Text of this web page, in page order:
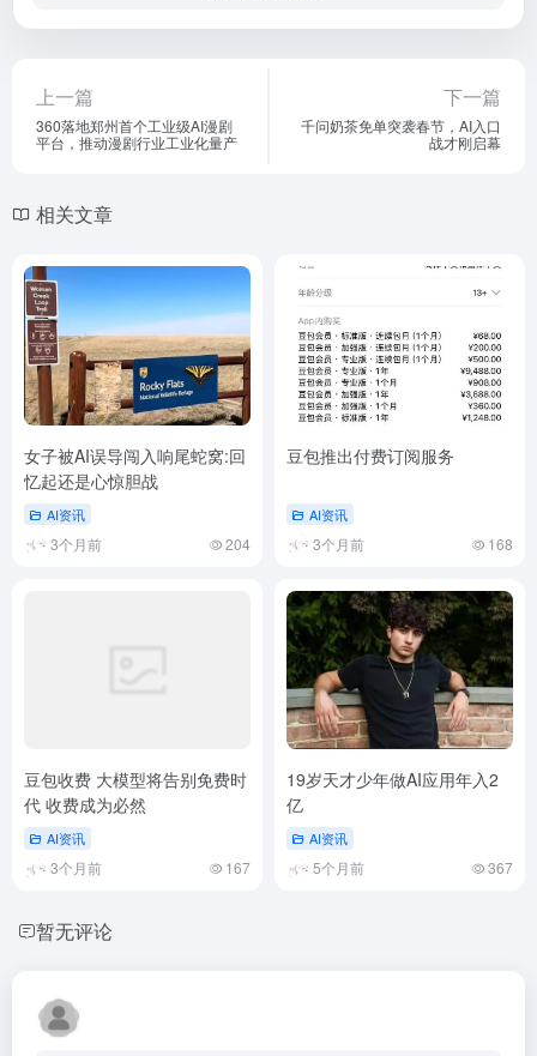
上一篇
360落地郑州首个工业级AI漫剧
平台，推动漫剧行业工业化量产
下一篇
千问奶茶免单突袭春节，AI入口
战才刚启幕
相关文章
女子被AI误导闯入响尾蛇窝:回
忆起还是心惊胆战
AI资讯
3个月前 204
豆包推出付费订阅服务
AI资讯
3个月前 168
豆包收费 大模型将告别免费时
代 收费成为必然
AI资讯
3个月前 167
19岁天才少年做AI应用年入2
亿
AI资讯
5个月前 367
暂无评论